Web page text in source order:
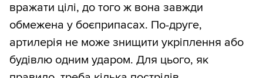
вражати цілі, до того ж вона завжди
обмежена у боєприпасах. По-друге,
артилерія не може знищити укріплення або
будівлю одним ударом. Для цього, як